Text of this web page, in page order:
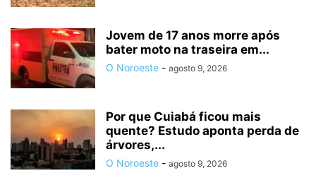
Jovem de 17 anos morre após
bater moto na traseira em...
O Noroeste - agosto 9, 2026
Por que Cuiabá ficou mais
quente? Estudo aponta perda de
árvores,...
O Noroeste - agosto 9, 2026